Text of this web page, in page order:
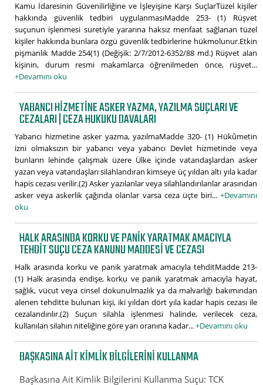
Kamu İdaresinin Güvenilirliğine ve İşleyişine Karşı SuçlarTüzel kişiler
hakkında güvenlik tedbiri uygulanmasıMadde 253- (1) Rüşvet
suçunun işlenmesi suretiyle yararına haksız menfaat sağlanan tüzel
kişiler hakkında bunlara özgü güvenlik tedbirlerine hükmolunur.Etkin
pişmanlık Madde 254(1) (Değişik: 2/7/2012-6352/88 md.) Rüşvet alan
kişinin, durum resmi makamlarca öğrenilmeden önce, rüşvet...
+Devamını oku
YABANCI HIZMETINE ASKER YAZMA, YAZILMA SUÇLARI VE
CEZALARI | CEZA HUKUKU DAVALARI
Yabancı hizmetine asker yazma, yazılmaMadde 320- (1) Hükûmetin
izni olmaksızın bir yabancı veya yabancı Devlet hizmetinde veya
bunların lehinde çalışmak üzere Ülke içinde vatandaşlardan asker
yazan veya vatandaşları silahlandıran kimseye üç yıldan altı yıla kadar
hapis cezası verilir.(2) Asker yazılanlar veya silahlandırılanlar arasından
asker veya askerlik çağında olanlar varsa ceza üçte biri... +Devamını
oku
HALK ARASINDA KORKU VE PANIK YARATMAK AMACIYLA
TEHDIT SUÇU CEZA KANUNU MADDESI VE CEZASI
Halk arasında korku ve panik yaratmak amacıyla tehditMadde 213-
(1) Halk arasında endişe, korku ve panik yaratmak amacıyla hayat,
sağlık, vücut veya cinsel dokunulmazlık ya da malvarlığı bakımından
alenen tehditte bulunan kişi, iki yıldan dört yıla kadar hapis cezası ile
cezalandırılır.(2) Suçun silahla işlenmesi halinde, verilecek ceza,
kullanılan silahın niteliğine göre yarı oranına kadar...+Devamını oku
BAŞKASINA AIT KIMLIK BILGILERINI KULLANMA
Başkasına Ait Kimlik Bilgilerini Kullanma Suçu: TCK